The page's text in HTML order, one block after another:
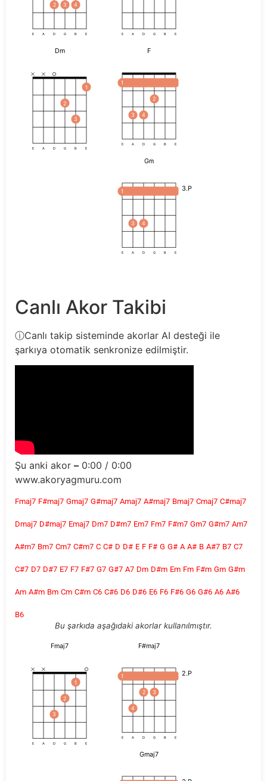
2 3 4
E A D G B E E A D G B E
Dm
2
3
1
E A D G B E
F
1
3 4
2
E A D G B E
Gm
3.P
1
3 4
E A D G B E
Canlı Akor Takibi
ⓘCanlı takip sisteminde akorlar AI desteği ile
şarkıya otomatik senkronize edilmiştir.
Şu anki akor – 0:00 / 0:00
www.akoryagmuru.com
Fmaj7 F#maj7 Gmaj7 G#maj7 Amaj7 A#maj7 Bmaj7 Cmaj7 C#maj7
Dmaj7 D#maj7 Emaj7 Dm7 D#m7 Em7 Fm7 F#m7 Gm7 G#m7 Am7
A#m7 Bm7 Cm7 C#m7 C C# D D# E F F# G G# A A# B A#7 B7 C7
C#7 D7 D#7 E7 F7 F#7 G7 G#7 A7 Dm D#m Em Fm F#m Gm G#m
Am A#m Bm Cm C#m C6 C#6 D6 D#6 E6 F6 F#6 G6 G#6 A6 A#6
B6
Bu şarkıda aşağıdaki akorlar kullanılmıştır.
Fmaj7
3
2
1
E A D G B E
F#maj7
2.P
1
4
2 3
E A D G B E
Gmaj7